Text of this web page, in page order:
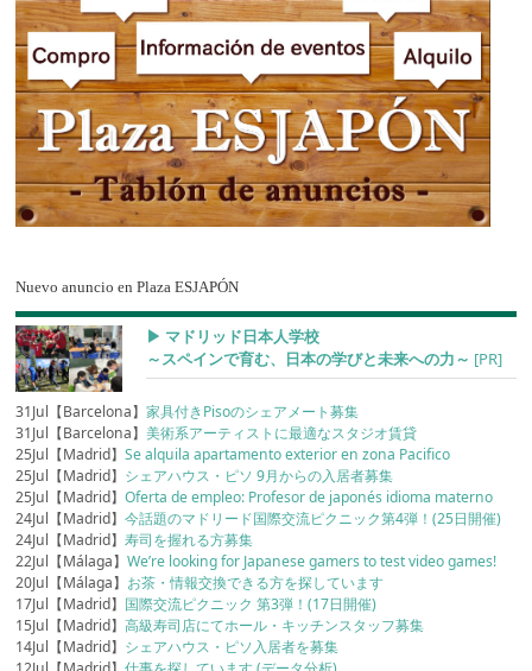
Nuevo anuncio en Plaza ESJAPÓN
▶︎ マドリッド日本人学校
～スペインで育む、日本の学びと未来への力～ [PR]
31Jul【Barcelona】家具付きPisoのシェアメート募集
31Jul【Barcelona】美術系アーティストに最適なスタジオ賃貸
25Jul【Madrid】Se alquila apartamento exterior en zona Pacifico
25Jul【Madrid】 シェアハウス・ピソ 9月からの入居者募集
25Jul【Madrid】Oferta de empleo: Profesor de japonés idioma materno
24Jul【Madrid】今話題のマドリード国際交流ピクニック第4弾！(25日開催)
24Jul【Madrid】寿司を握れる方募集
22Jul【Málaga】We’re looking for Japanese gamers to test video games!
20Jul【Málaga】 お茶・情報交換できる方を探しています
17Jul【Madrid】 国際交流ピクニック 第3弾！(17日開催)
15Jul【Madrid】高級寿司店にてホール・キッチンスタッフ募集
14Jul【Madrid】 シェアハウス・ピソ入居者を募集